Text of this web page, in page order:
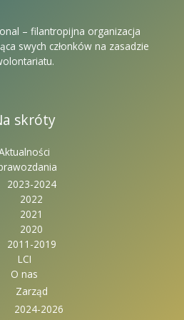
– filantropijna organizacja
swych członków na zasadzie
skróty
2023-2024
2022
2021
2020
2011-2019
LCI
O nas
Zarząd
2024-2026